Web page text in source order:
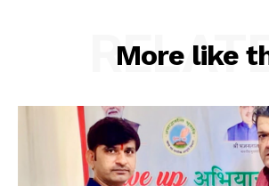
More like